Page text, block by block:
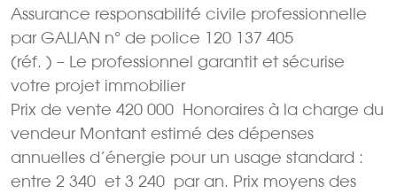
Assurance responsabilité civile professionnelle
par GALIAN n° de police 120 137 405
(réf. ) – Le professionnel garantit et sécurise
votre projet immobilier
Prix de vente 420 000  Honoraires à la charge du
vendeur Montant estimé des dépenses
annuelles d’énergie pour un usage standard :
entre 2 340  et 3 240  par an. Prix moyens des